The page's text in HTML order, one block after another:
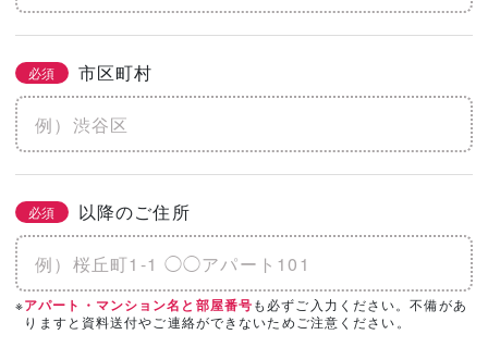
必須 市区町村
必須 以降のご住所
※アパート・マンション名と部屋番号も必ずご入力ください。不備があ
りますと資料送付やご連絡ができないためご注意ください。